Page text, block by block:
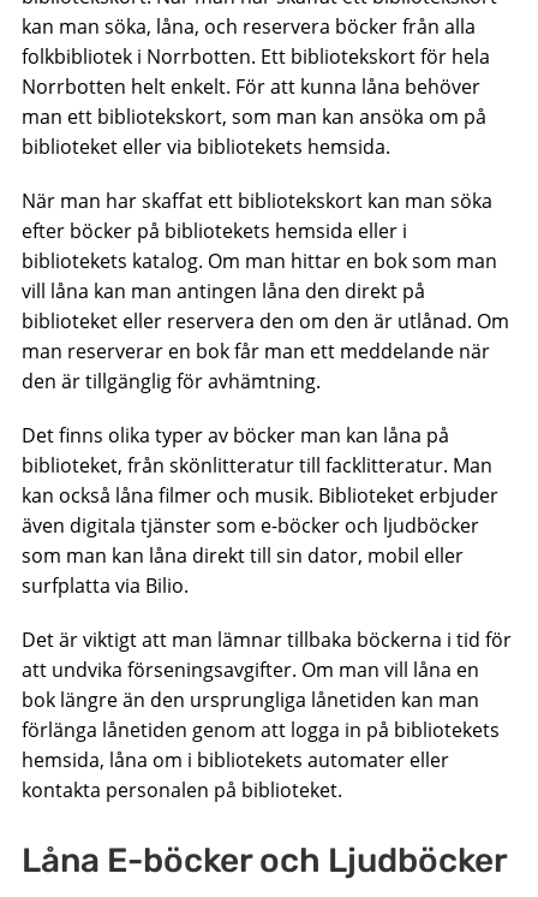
kan man söka, låna, och reservera böcker från alla
folkbibliotek i Norrbotten. Ett bibliotekskort för hela
Norrbotten helt enkelt. För att kunna låna behöver
man ett bibliotekskort, som man kan ansöka om på
biblioteket eller via bibliotekets hemsida.
När man har skaffat ett bibliotekskort kan man söka
efter böcker på bibliotekets hemsida eller i
bibliotekets katalog. Om man hittar en bok som man
vill låna kan man antingen låna den direkt på
biblioteket eller reservera den om den är utlånad. Om
man reserverar en bok får man ett meddelande när
den är tillgänglig för avhämtning.
Det finns olika typer av böcker man kan låna på
biblioteket, från skönlitteratur till facklitteratur. Man
kan också låna filmer och musik. Biblioteket erbjuder
även digitala tjänster som e-böcker och ljudböcker
som man kan låna direkt till sin dator, mobil eller
surfplatta via Bilio.
Det är viktigt att man lämnar tillbaka böckerna i tid för
att undvika förseningsavgifter. Om man vill låna en
bok längre än den ursprungliga lånetiden kan man
förlänga lånetiden genom att logga in på bibliotekets
hemsida, låna om i bibliotekets automater eller
kontakta personalen på biblioteket.
Låna E-böcker och Ljudböcker